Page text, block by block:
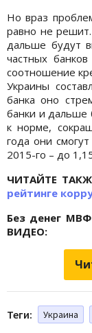
Но враз
равно не
дальше будут
частных
соотношение
Украины
банка оно
банки и дальше
к норме,
года они
2015-го – до
ЧИТАЙТЕ
рейтинге
Без денег
ВИДЕО:
Теги: Украина